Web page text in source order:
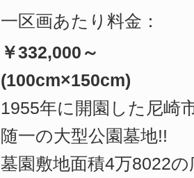
一区画あたり料金：
￥332,000～
(100cm×150cm)
1955年に開園した尼崎
随一の大型公園墓地!!
墓園敷地面積4万8022の